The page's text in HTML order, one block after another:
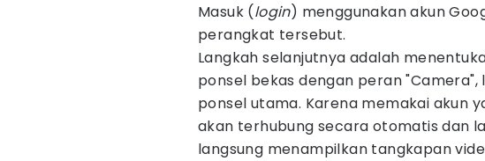
Masuk (login) menggunakan akun
perangkat tersebut.
Langkah selanjutnya adalah
ponsel bekas dengan peran
ponsel utama. Karena memakai akun
akan terhubung secara otomatis dan
langsung menampilkan tangkapan